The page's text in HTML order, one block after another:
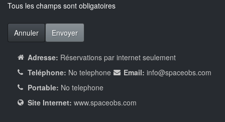
Tous les champs sont obligatoires
Annuler Envoyer
Adresse: Réservations par internet seulement
Teléphone: No telephone Email: info@spaceobs.com
Portable: No telephone
Site Internet: www.spaceobs.com